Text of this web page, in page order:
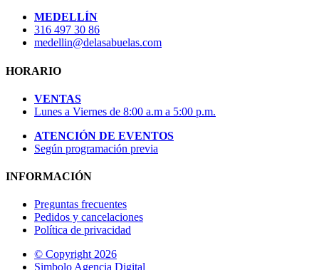
MEDELLÍN
316 497 30 86
medellin@delasabuelas.com
HORARIO
VENTAS
Lunes a Viernes de 8:00 a.m a 5:00 p.m.
ATENCIÓN DE EVENTOS
Según programación previa
INFORMACIÓN
Preguntas frecuentes
Pedidos y cancelaciones
Política de privacidad
© Copyright 2026
Simbolo Agencia Digital